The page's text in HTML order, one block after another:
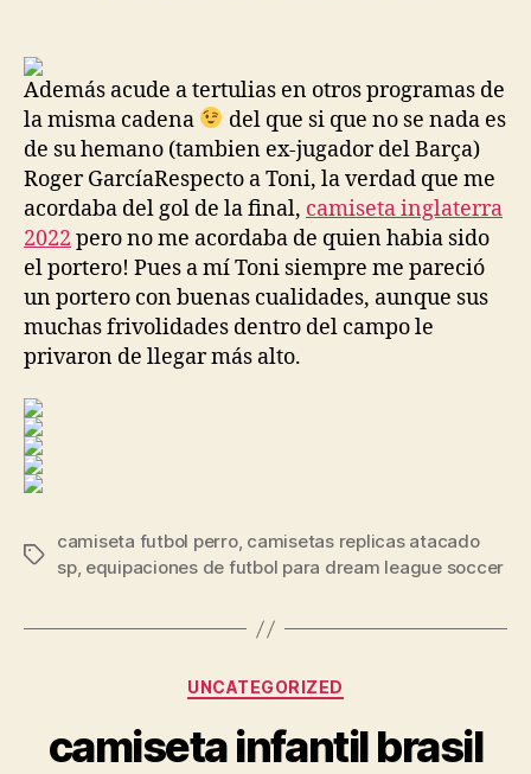
Además acude a tertulias en otros programas de
la misma cadena
del que si que no se nada es
de su hemano (tambien ex-jugador del Barça)
Roger GarcíaRespecto a Toni, la verdad que me
acordaba del gol de la final, camiseta inglaterra
2022 pero no me acordaba de quien habia sido
el portero! Pues a mí Toni siempre me pareció
un portero con buenas cualidades, aunque sus
muchas frivolidades dentro del campo le
privaron de llegar más alto.
Etiquetas
camiseta futbol perro, camisetas replicas atacado
sp, equipaciones de futbol para dream league soccer
Categorías
UNCATEGORIZED
camiseta infantil brasil